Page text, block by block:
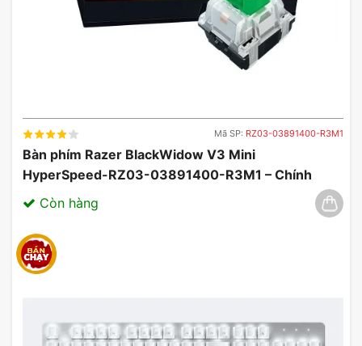
Mã SP: RZ03-03891400-R3M1
Bàn phím Razer BlackWidow V3 Mini
HyperSpeed-RZ03-03891400-R3M1 – Chính
Hãng, Đẳng Cấp Không Dây 03/2025
Còn hàng